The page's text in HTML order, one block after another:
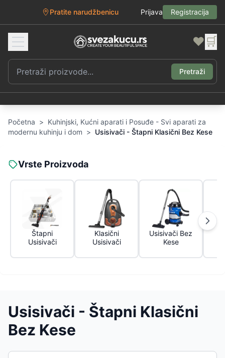
Pratite narudžbenicu Prijava Registracija
❤️ 🛒
Pretraži
Početna > Kuhinjski, Kućni aparati i Posuđe - Svi aparati za
modernu kuhinju i dom > Usisivači - Štapni Klasični Bez Kese
Vrste Proizvoda
Štapni
Usisivači
Klasični
Usisivači
Usisivači Bez
Kese
Usisivači - Štapni Klasični
Bez Kese